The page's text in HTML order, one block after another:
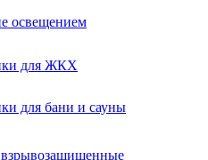
освещением
для ЖКХ
для бани и сауны